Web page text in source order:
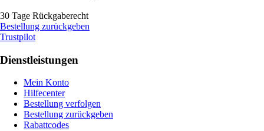
30 Tage Rückgaberecht
Bestellung zurückgeben
Trustpilot
Dienstleistungen
Mein Konto
Hilfecenter
Bestellung verfolgen
Bestellung zurückgeben
Rabattcodes